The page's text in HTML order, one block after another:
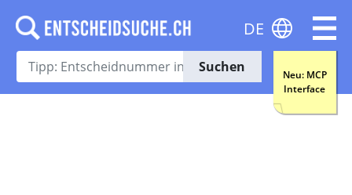
Suchen
Neu: MCP
Interface
DE